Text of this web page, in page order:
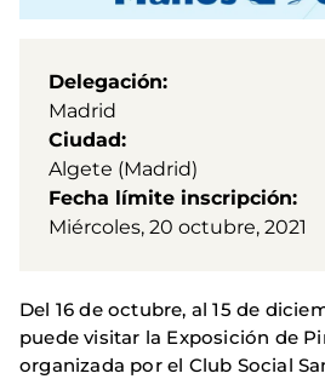
Delegación
Madrid
Ciudad
Algete (Madrid)
Fecha límite inscripción
Miércoles, 20 octubre, 2021
Del 16 de octubre, al 15 de
puede visitar la Exposición de
organizada por el Club Social